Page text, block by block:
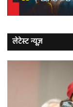
लेटेस्ट न्यूज़